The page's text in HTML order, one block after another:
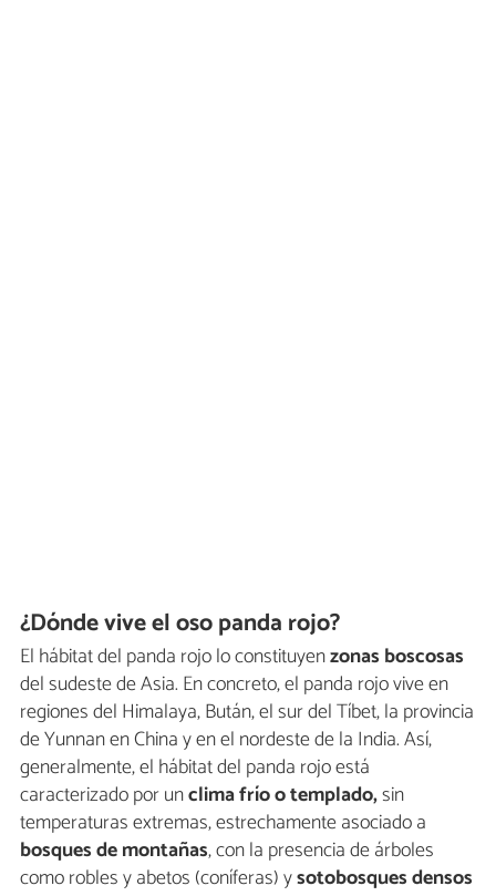
¿Dónde vive el oso panda rojo?
El hábitat del panda rojo lo constituyenzonas boscosas
del sudeste de Asia. En concreto, el panda rojo vive en
regiones del Himalaya, Bután, el sur del Tíbet, la provincia
de Yunnan en China y en el nordeste de la India. Así,
generalmente, el hábitat del panda rojo está
caracterizado por unclima frío o templado,sin
temperaturas extremas, estrechamente asociado a
bosques de montañas, con la presencia de árboles
como robles y abetos (coníferas) ysotobosques densos